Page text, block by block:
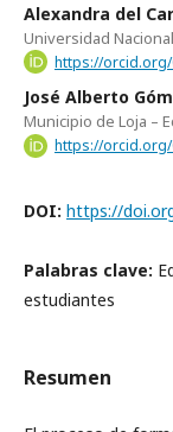
Alexandra del
Universidad
https://orcid.org/
José Alberto
Municipio de Loja –
https://orcid.org/
DOI: https://
Palabras clave:
estudiantes
Resumen